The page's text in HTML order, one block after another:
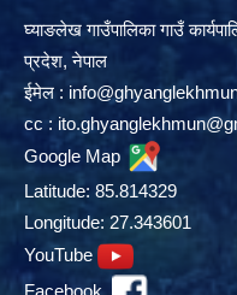
घ्याङलेख गाउँपालिका गाउँ
प्रदेश, नेपाल
ईमेल :
cc :
Google Map
Latitude: 85.814329
Longitude: 27.343601
YouTube